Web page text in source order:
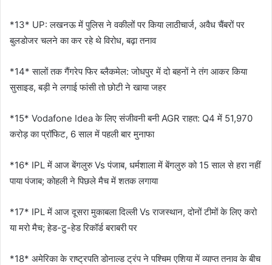
*13* UP: लखनऊ में पुलिस ने वकीलों पर किया लाठीचार्ज, अवैध चैंबरों पर
बुलडोजर चलने का कर रहे थे विरोध, बढ़ा तनाव
*14* सालों तक गैंगरेप फिर ब्लैकमेल: जोधपुर में दो बहनों ने तंग आकर किया
सुसाइड, बड़ी ने लगाई फांसी तो छोटी ने खाया जहर
*15* Vodafone Idea के लिए संजीवनी बनी AGR राहत: Q4 में 51,970
करोड़ का प्रॉफिट, 6 साल में पहली बार मुनाफा
*16* IPL में आज बेंगलुरु Vs पंजाब, धर्मशाला में बेंगलुरु को 15 साल से हरा नहीं
पाया पंजाब; कोहली ने पिछले मैच में शतक लगाया
*17* IPL में आज दूसरा मुकाबला दिल्ली Vs राजस्थान, दोनों टीमों के लिए करो
या मरो मैच; हेड-टु-हेड रिकॉर्ड बराबरी पर
*18* अमेरिका के राष्ट्रपति डोनाल्ड ट्रंप ने पश्चिम एशिया में व्याप्त तनाव के बीच